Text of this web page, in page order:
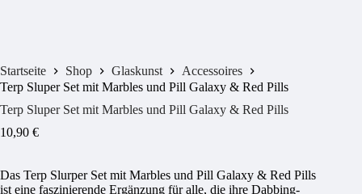
Startseite Shop Glaskunst
Accessoires
Terp Sluper Set mit Marbles und Pill Galaxy & Red Pills
Terp Sluper Set mit Marbles und Pill Galaxy & Red Pills
10,90 €
Das Terp Slurper Set mit Marbles und Pill Galaxy & Red Pills
ist eine faszinierende Ergänzung für alle, die ihre Dabbing-